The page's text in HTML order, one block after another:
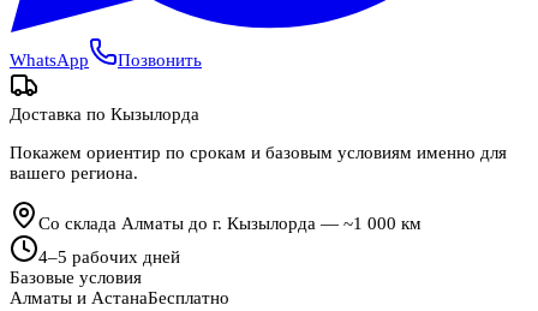
WhatsApp Позвонить
Доставка по Кызылорда
Покажем ориентир по срокам и базовым условиям именно для
вашего региона.
Со склада Алматы до г. Кызылорда — ~1 000 км
4–5 рабочих дней
Базовые условия
Алматы и АстанаБесплатно